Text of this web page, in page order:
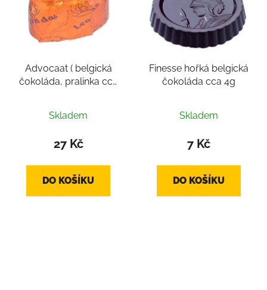
Advocaat ( belgická
čokoláda, pralinka cca
Skladem
27 Kč
DO KOŠÍKU
Finesse hořká belgická
čokoláda cca 4g
Skladem
7 Kč
DO KOŠÍKU